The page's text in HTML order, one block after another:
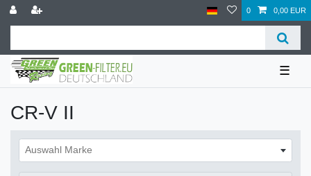
0 0,00 EUR
☰
CR-V II
Auswahl Marke